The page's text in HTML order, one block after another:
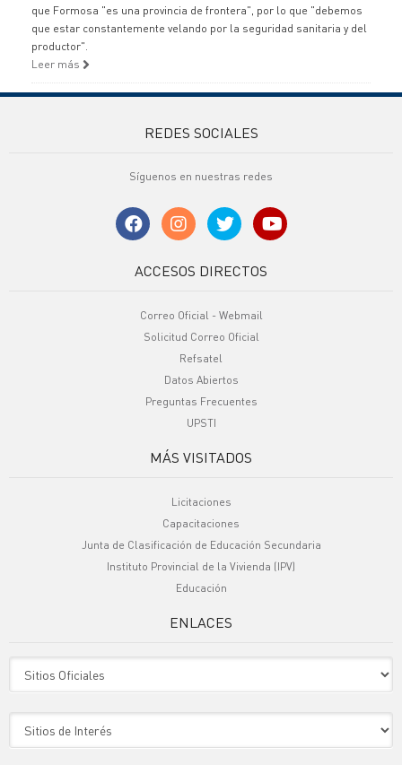
que Formosa "es una provincia de frontera", por lo que "debemos
que estar constantemente velando por la seguridad sanitaria y del
productor".
Leer más
REDES SOCIALES
Síguenos en nuestras redes
ACCESOS DIRECTOS
Correo Oficial - Webmail
Solicitud Correo Oficial
Refsatel
Datos Abiertos
Preguntas Frecuentes
UPSTI
MÁS VISITADOS
Licitaciones
Capacitaciones
Junta de Clasificación de Educación Secundaria
Instituto Provincial de la Vivienda (IPV)
Educación
ENLACES